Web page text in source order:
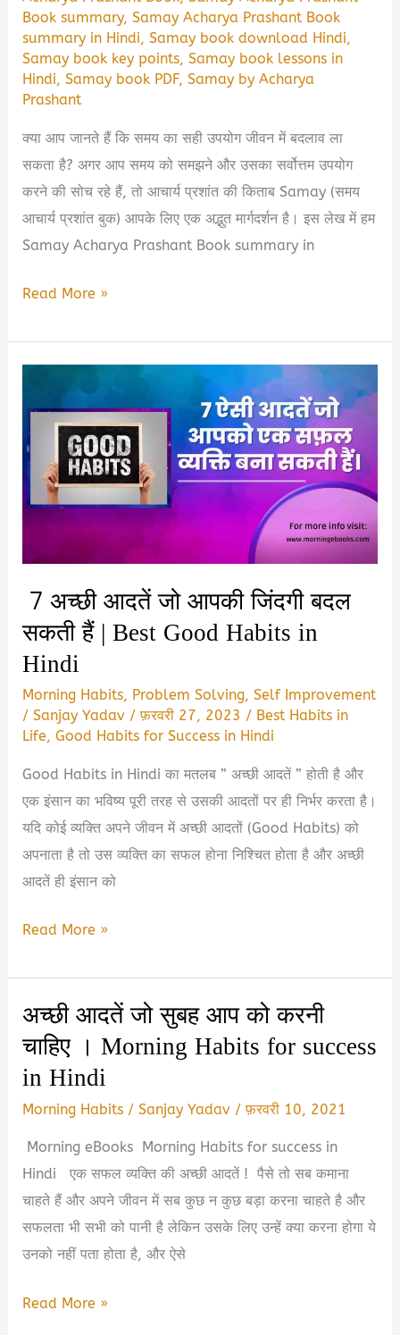
Book summary,Samay Acharya Prashant Book
summary in Hindi,Samay book download Hindi,
Samay book key points,Samay book lessons in
Hindi,Samay book PDF,Samay by Acharya
Prashant
क्या आप जानते हैं कि समय का सही उपयोग जीवन में बदलाव ला
सकता है? अगर आप समय को समझने और उसका सर्वोत्तम उपयोग
करने की सोच रहे हैं, तो आचार्य प्रशांत की किताब Samay (समय
आचार्य प्रशांत बुक) आपके लिए एक अद्भुत मार्गदर्शन है। इस लेख में हम
Samay Acharya Prashant Book summary in
Samay
Prashant
Summary
PDF
Download
Read More »
7 अच्छी आदतें जो आपकी जिंदगी बदल
सकती हैं | Best Good Habits in
Hindi
Morning Habits, Problem Solving,Self Improvement
/Sanjay Yadav /फ़रवरी 27, 2023 / Best Habits in
Life,Good Habits for Success in Hindi
Good Habits in Hindi का मतलब ” अच्छी आदतें ” होती है और
एक इंसान का भविष्य पूरी तरह से उसकी आदतों पर ही निर्भर करता है।
यदि कोई व्यक्ति अपने जीवन में अच्छी आदतों (Good Habits) को
अपनाता है तो उस व्यक्ति का सफल होना निश्चित होता है और अच्छी
आदतें ही इंसान को
7
आदतें
जो
आपकी
बदल
सकती
हैं
|
Best
Good
Habits
Hindi
Read More »
अच्छी आदतें जो सुबह आप को करनी
चाहिए । Morning Habits for success
in Hindi
Morning Habits /Sanjay Yadav /फ़रवरी 10, 2021
Morning eBooks Morning Habits for success in
Hindi एक सफल व्यक्ति की अच्छी आदतें ! पैसे तो सब कमाना
चाहते हैं और अपने जीवन में सब कुछ न कुछ बड़ा करना चाहते है और
सफलता भी सभी को पानी है लेकिन उसके लिए उन्हें क्या करना होगा ये
उनको नहीं पता होता है, और ऐसे
अच्छी
Read More »